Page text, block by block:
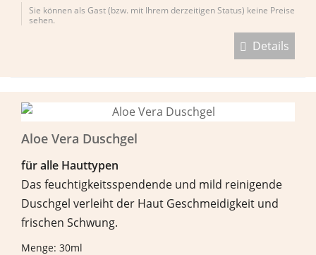
Sie können als Gast (bzw. mit Ihrem derzeitigen Status) keine Preise
sehen.
Details
Aloe Vera Duschgel
für alle Hauttypen
Das feuchtigkeitsspendende und mild reinigende
Duschgel verleiht der Haut Geschmeidigkeit und
frischen Schwung.
Menge: 30ml